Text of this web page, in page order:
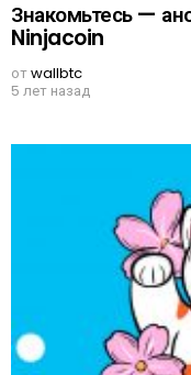
Знакомьтесь —
Ninjacoin
отwallbtc
5 лет назад